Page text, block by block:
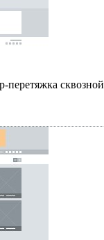
перетяжка сквозной